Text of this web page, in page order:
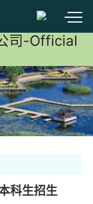
司-Official
科生招生